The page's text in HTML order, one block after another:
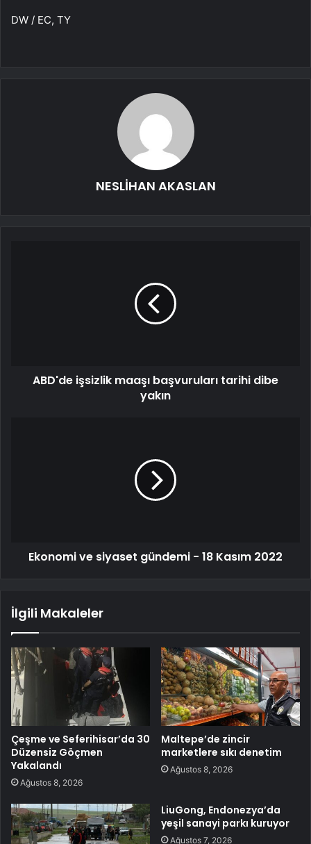
DW / EC, TY
NESLİHAN AKASLAN
ABD'de işsizlik maaşı başvuruları tarihi dibe
yakın
Ekonomi ve siyaset gündemi - 18 Kasım 2022
İlgili Makaleler
Çeşme ve Seferihisar’da 30
Düzensiz Göçmen
Yakalandı
Ağustos 8, 2026
Maltepe’de zincir
marketlere sıkı denetim
Ağustos 8, 2026
LiuGong, Endonezya’da
yeşil sanayi parkı kuruyor
Ağustos 7, 2026